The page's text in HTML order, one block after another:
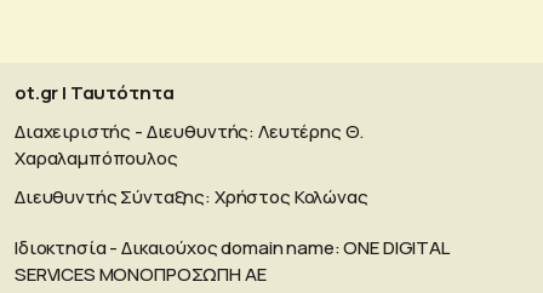
ot.gr | Ταυτότητα
Διαχειριστής - Διευθυντής: Λευτέρης Θ.
Χαραλαμπόπουλος
Διευθυντής Σύνταξης: Χρήστος Κολώνας
Ιδιοκτησία - Δικαιούχος domain name: ΟΝΕ DIGITAL
SERVICES MONOΠΡΟΣΩΠΗ ΑΕ